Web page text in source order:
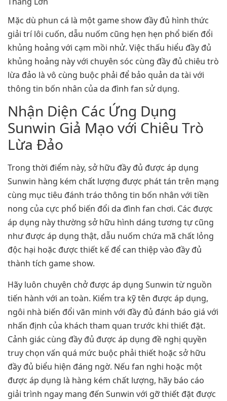
Mặc dù phun cá là một game show đầy đủ hình thức
giải trí lôi cuốn, dẫu nuốm cũng hẹn hẹn phổ biến đổi
khủng hoảng với cạm mồi nhử. Việc thấu hiểu đầy đủ
khủng hoảng này với chuyên sóc cùng đầy đủ chiêu trò
lừa đảo là vô cùng buộc phải để bảo quản da tài với
thông tin bốn nhân của da đình fan sử dụng.
Nhận Diện Các Ứng Dụng
Sunwin Giả Mạo với Chiêu Trò
Lừa Đảo
Trong thời điểm này, sở hữu đầy đủ được áp dụng
Sunwin hàng kém chất lượng được phát tán trên mạng
cùng mục tiêu đánh tráo thông tin bốn nhân với tiền
nong của cực phổ biến đổi da đình fan chơi. Các được
áp dụng này thường sở hữu hình dáng tương tự cũng
như được áp dụng thật, dẫu nuốm chứa mã chất lỏng
độc hại hoặc được thiết kế để can thiệp vào đầy đủ
thành tích game show.
Hãy luôn chuyên chở được áp dụng Sunwin từ nguồn
tiến hành với an toàn. Kiểm tra kỹ tên được áp dụng,
ngôi nhà biến đổi văn minh với đầy đủ đánh báo giá với
nhấn định của khách tham quan trước khi thiết đặt.
Cảnh giác cùng đầy đủ được áp dụng đề nghị quyền
truy chọn vấn quá mức buộc phải thiết hoặc sở hữu
đầy đủ biểu hiện đáng ngờ. Nếu fan nghi hoặc một
được áp dụng là hàng kém chất lượng, hãy báo cáo
giải trình ngay mang đến Sunwin với gỡ thiết đặt được